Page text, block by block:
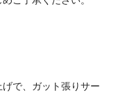
で、 ガット張りサー